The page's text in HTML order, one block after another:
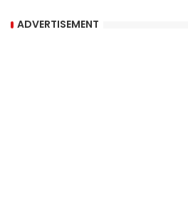
ADVERTISEMENT